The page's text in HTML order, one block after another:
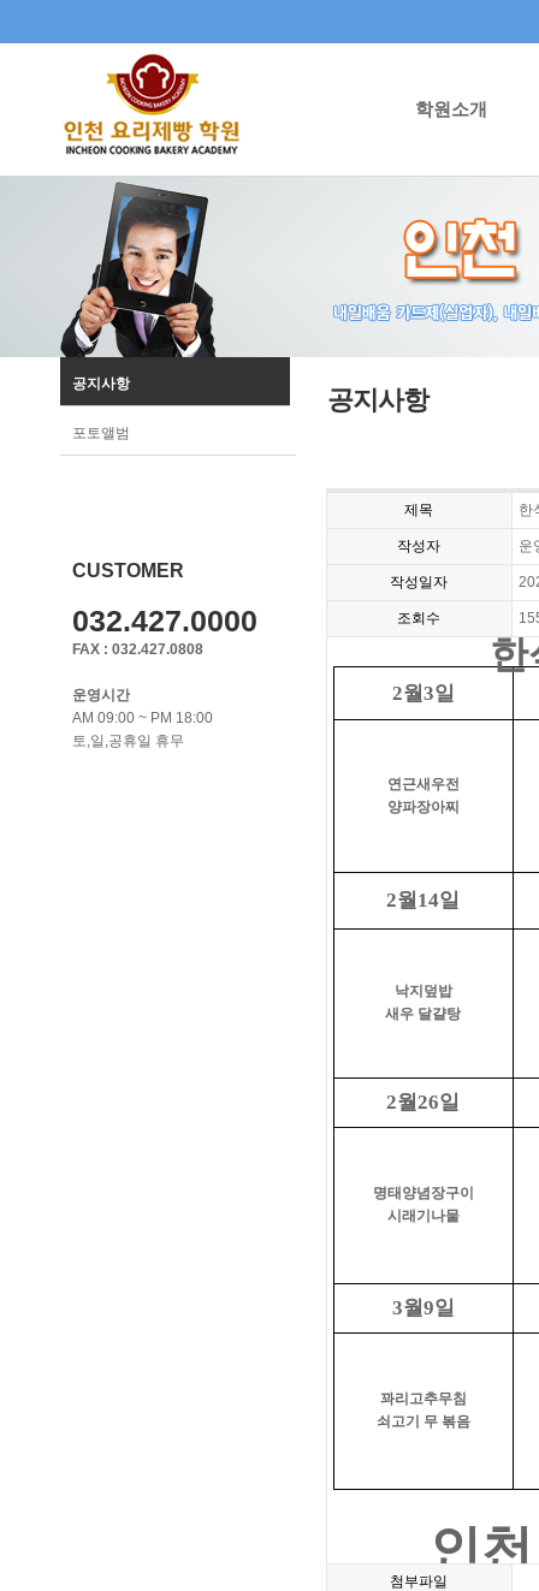
학원소개
공지사항
포토앨범
CUSTOMER
032.427.0000
FAX : 032.427.0808
운영시간
AM 09:00 ~ PM 18:00
토,일,공휴일 휴무
공지사항
제목 한
작성자 운
작성일자
조회수
2월 3일
연근새우전
양파장아찌
2월 14일
낙지덮밥
새우 달걀탕
2월26일
명태양념장구이
시래기나물
3월 9일
꽈리고추무침
쇠고기 무 볶음
인
첨부파일